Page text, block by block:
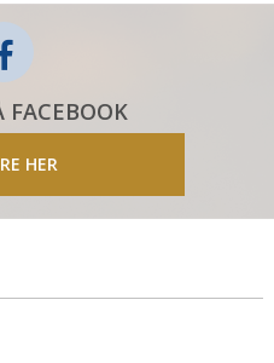
FACEBOOK
HER